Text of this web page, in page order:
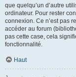
que quelqu’un d’autre
ordinateur. Pour rester
connexion. Ce n’est pas
accéder au forum
pas cette case, cela
fonctionnalité.
Haut